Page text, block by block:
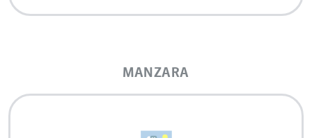
MANZARA